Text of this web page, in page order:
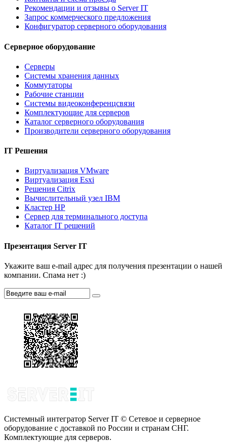
Рекомендации и отзывы о Server IT
Запрос коммерческого предложения
Конфигуратор серверного оборудования
Серверное оборудование
Серверы
Системы хранения данных
Коммутаторы
Рабочие станции
Системы видеоконференцсвязи
Комплектующие для серверов
Каталог серверного оборудования
Производители серверного оборудования
IT Решения
Виртуализация VMware
Виртуализация Esxi
Решения Citrix
Вычислительный узел IBM
Кластер HP
Сервер для терминального доступа
Каталог IT решений
Презентация Server IT
Укажите ваш e-mail адрес для получения презентации о нашей
компании. Спама нет :)
Системный интегратор Server IT © Сетевое и серверное
оборудование с доставкой по России и странам СНГ.
Комплектующие для серверов.